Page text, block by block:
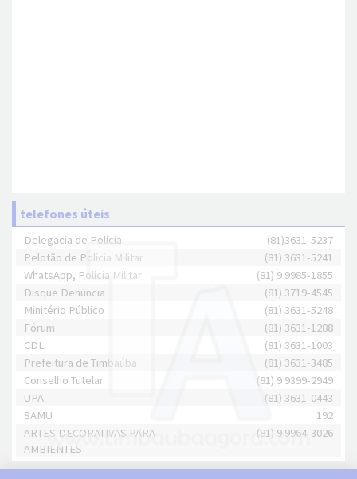
telefones úteis
Delegacia de Polícia
(81)3631-5237
Pelotão de Polícia Militar
(81) 3631-5241
WhatsApp, Polícia Militar
(81) 9 9985-1855
Disque Denúncia
(81) 3719-4545
Minitério Público
(81) 3631-5248
Fórum
(81) 3631-1288
CDL
(81) 3631-1003
Prefeitura de Timbaúba
(81) 3631-3485
Conselho Tutelar
(81) 9 9399-2949
UPA
(81) 3631-0443
SAMU
192
ARTES DECORATIVAS PARA
AMBIENTES
(81) 9 9964-3026